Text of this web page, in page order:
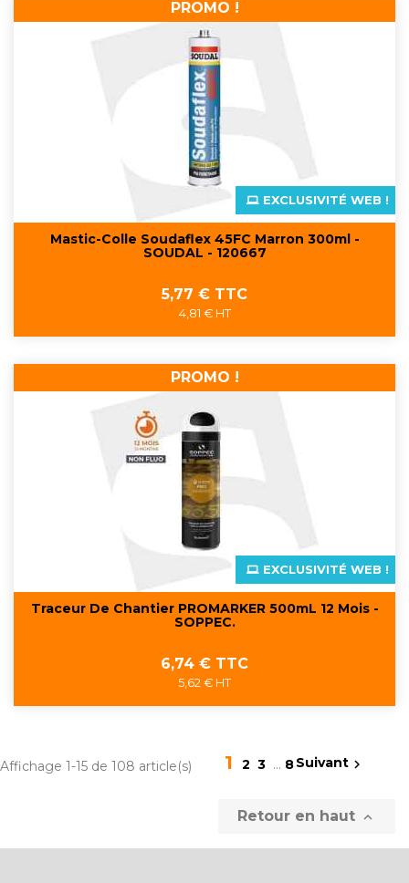
Mastic-Colle Soudaflex 45FC Marron 300ml -
SOUDAL - 120667
Prix
5,77 € TTC
4,81 € HT
EXCLUSIVITÉ WEB !
PROMO !
Traceur De Chantier PROMARKER 500mL 12 Mois -
SOPPEC.
Prix
6,74 € TTC
5,62 € HT
EXCLUSIVITÉ WEB !
PROMO !
Affichage 1-15 de 108 article(s) 1 2 3 … 8Suivant 
Retour en haut 